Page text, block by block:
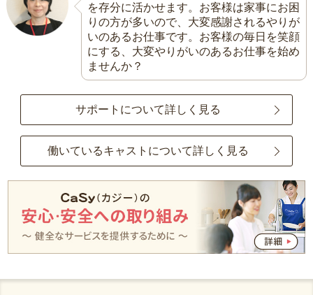
を存分に活かせます。お客様は家事にお困
りの方が多いので、大変感謝されるやりが
いのあるお仕事です。お客様の毎日を笑顔
にする、大変やりがいのあるお仕事を始め
ませんか？
サポートについて詳しく見る
働いているキャストについて詳しく見る